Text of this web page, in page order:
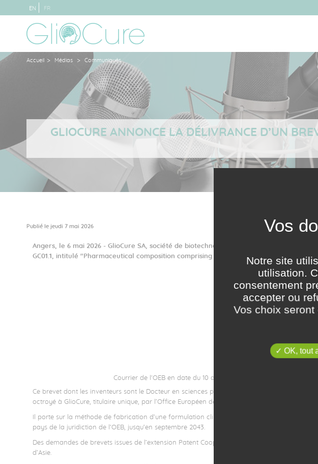
EN FR
Accueil > Médias > Communiqués
GLIOCURE ANNONCE LA DÉLIVRANCE D’UN
Publié le jeudi 7 mai 2026
Angers, le 6 mai 2026 - GlioCure SA, société de biotechnologie spécialisée en neuro-
GC01.1, intitulé "Pharmaceutical composition comprising NFL-TBS.
40-63 peptide, variants
Courrier de l'OEB en date du 10 avril 2026 indiquant que la
Ce brevet dont les inventeurs sont le Docteur en sciences pharmaceutiques Paul Baldwin,
octroyé à GlioCure, titulaire unique, par l’Office Européen des Brevets (OEB) sous la référence
Il porte sur la méthode de fabrication d’une formulation clinique injectable du peptide
pays de la juridiction de l’OEB, jusqu’en septembre 2043.
Des demandes de brevets issues de l’extension Patent Cooperation Treaty (PCT) du
d’Asie.
Notre site
utilisation.
consentement
accepter ou
Vos choix
OK, tout